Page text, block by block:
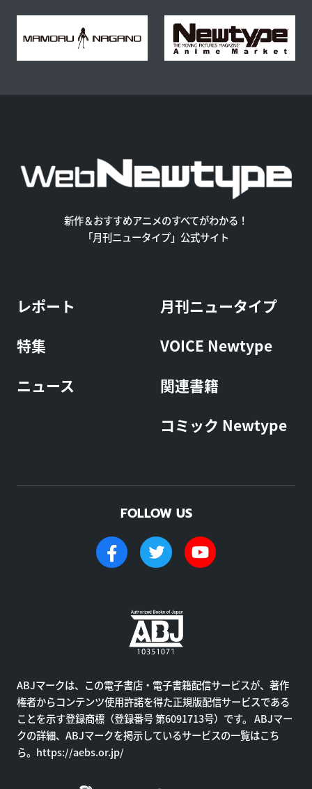
新作＆おすすめアニメのすべてがわかる！
「月刊ニュータイプ」公式サイト
レポート
特集
ニュース
月刊ニュータイプ
VOICE Newtype
関連書籍
コミック Newtype
FOLLOW US
ABJマークは、この電子書店・電子書籍配信サービスが、著作
権者からコンテンツ使用許諾を得た正規版配信サービスである
ことを示す登録商標（登録番号 第6091713号）です。 ABJマー
クの詳細、ABJマークを掲示しているサービスの一覧はこち
ら。 https://aebs.or.jp/